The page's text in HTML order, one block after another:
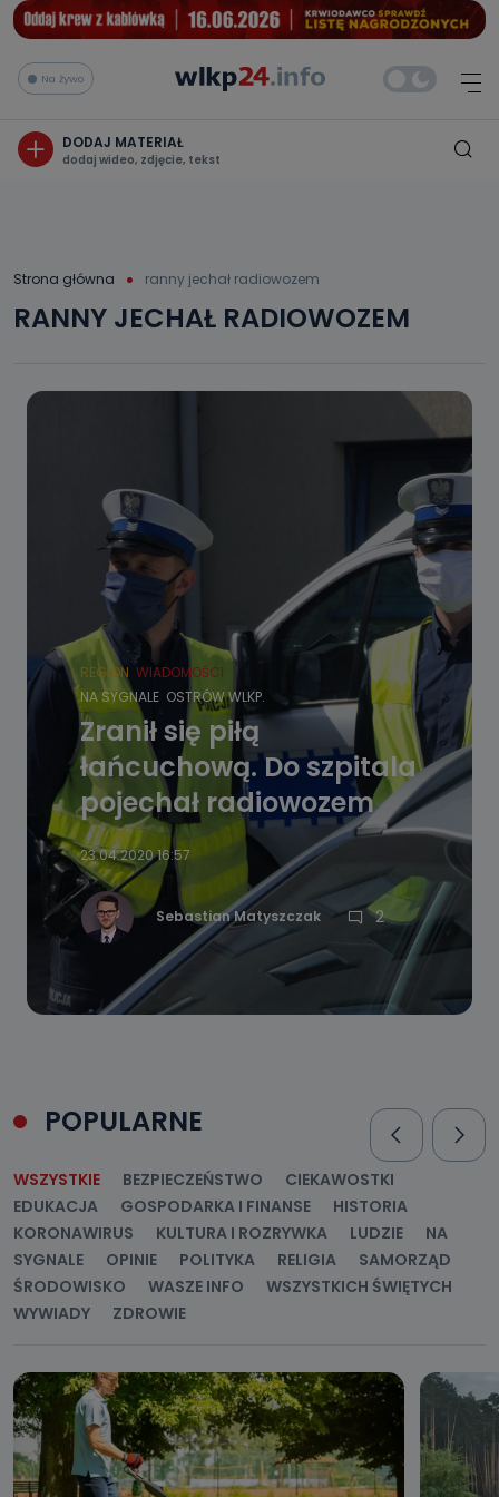
Na żywo
DODAJ MATERIAŁ
dodaj wideo, zdjęcie, tekst
Strona główna ranny jechał radiowozem
RANNY JECHAŁ RADIOWOZEM
REGION WIADOMOŚCI
NA SYGNALE OSTRÓW WLKP.
Zranił się piłą
łańcuchową. Do szpitala
pojechał radiowozem
23.04.2020 16:57
Sebastian Matyszczak 2
POPULARNE
WSZYSTKIE BEZPIECZEŃSTWO
CIEKAWOSTKI
EDUKACJA
GOSPODARKA I FINANSE
HISTORIA
KORONAWIRUS
KULTURA I ROZRYWKA LUDZIE
NA
SYGNALE
OPINIE POLITYKA RELIGIA
SAMORZĄD
ŚRODOWISKO
WASZE INFO
WSZYSTKICH ŚWIĘTYCH
WYWIADY
ZDROWIE